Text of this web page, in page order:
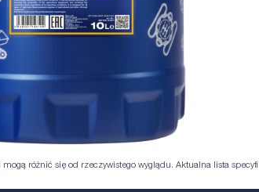
różnić się od rzeczywistego wyglądu. Aktualna lista